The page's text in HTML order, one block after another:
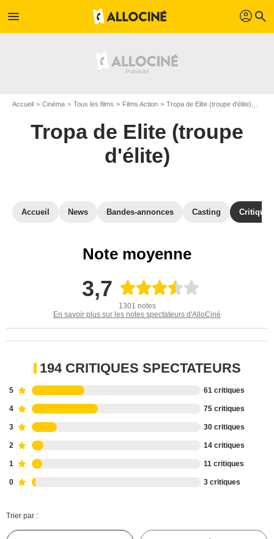
menu profil search
Accueil Cinéma Tous les films Films Action Tropa de Elite (troupe d'élite)
Tropa de Elite (troupe
d'élite)
Accueil News Bandes-annonces Casting
Note moyenne
3,7
1301 notes
En savoir plus sur les notes spectateurs d'AlloCiné
194 CRITIQUES SPECTATEURS
5 61 critiques
4 75 critiques
3 30 critiques
2 14 critiques
1 11 critiques
0 3 critiques
Trier par :